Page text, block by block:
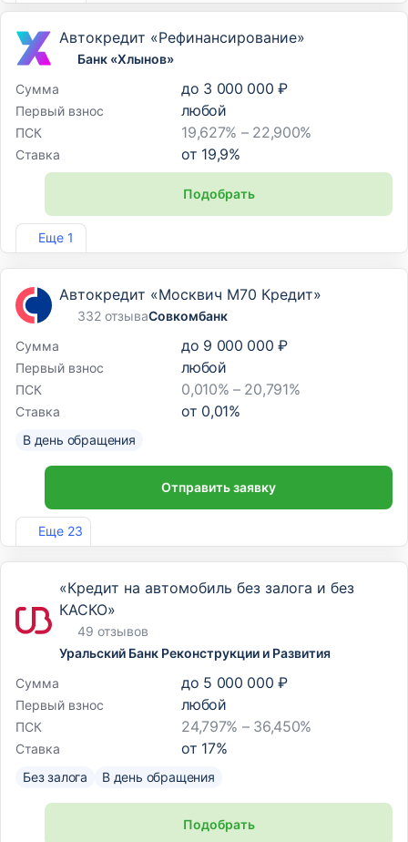
Еще 1
Автокредит «Рефинансирование»
Банк «Хлынов»
Сумма
до 3 000 000 ₽
Первый взнос любой
ПСК 19,627% – 22,900%
Ставка от 19,9%
Подобрать
Лиц. №254
Еще 23
Автокредит «Москвич М70 Кредит»
332 отзываСовкомбанк
Сумма
до 9 000 000 ₽
Первый взнос любой
ПСК 0,010% – 20,791%
Ставка от 0,01%
В день обращения
Отправить заявку
Лиц. №963
«Кредит на автомобиль без залога и без
КАСКО»
49 отзывов
Уральский Банк Реконструкции и Развития
Сумма
до 5 000 000 ₽
Первый взнос любой
ПСК 24,797% – 36,450%
Ставка от 17%
Без залога В день обращения
Подобрать